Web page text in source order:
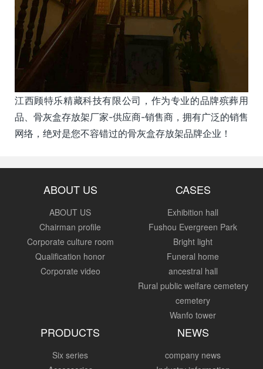
江西顾特乐精藏科技有限公司，作为专业的品牌殡葬用
品、骨灰盒存放架厂家-供应商-销售商，拥有广泛的销售
网络，绝对是您不容错过的骨灰盒存放架品牌企业！
ABOUT US
ABOUT US
Chairman profile
Corporate culture room
Qualification honor
Corporate video
CASES
Exhibition hall
Fushou Evergreen Park
Bright light
Funeral home
ancestral hall
Rural public welfare cemetery
cemetery
Wanfo tower
PRODUCTS
Six series
NEWS
company news